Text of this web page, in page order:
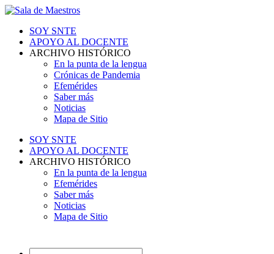
SOY SNTE
APOYO AL DOCENTE
ARCHIVO HISTÓRICO
En la punta de la lengua
Crónicas de Pandemia
Efemérides
Saber más
Noticias
Mapa de Sitio
SOY SNTE
APOYO AL DOCENTE
ARCHIVO HISTÓRICO
En la punta de la lengua
Efemérides
Saber más
Noticias
Mapa de Sitio